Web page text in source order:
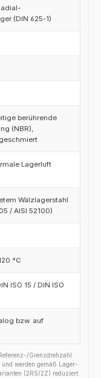
(DIN 625-1)
berührende
(NBR),
Lagerluft
Wälzlagerstahl
/ AISI 52100)
°C
ISO 15 / DIN ISO
bzw. auf
Grenzdrehzahl
werden gemäß Lager-
(2RS/2Z) reduziert